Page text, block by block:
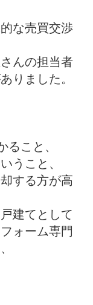
な売買交渉
んの担当者
りました。
こと、
うこと、
する方が高
建てとして
ォーム専門